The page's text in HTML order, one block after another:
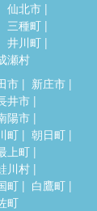
仙北市
三種町
井川町
瀬村
市
新庄市
井市
陽市
町
朝日町
上町
川村
町
白鷹町
町